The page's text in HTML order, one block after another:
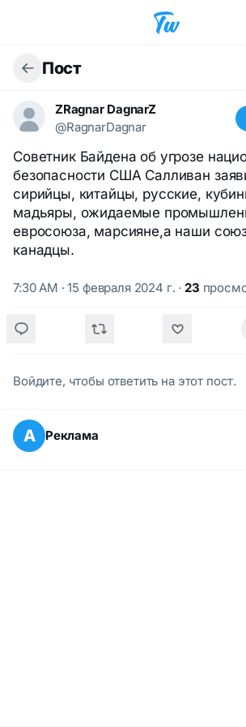
Пост
ZRagnar DagnarZ
@RagnarDagnar
Советник Байдена об угрозе
безопасности США Салливан
сирийцы, китайцы, русские,
мадьяры, ожидаемые
евросоюза, марсияне,а наши
канадцы.
7:30 AM · 15 февраля 2024 г. · 23
Войдите, чтобы ответить на этот пост.
А Реклама